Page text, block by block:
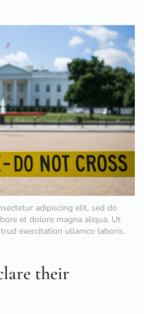
adipiscing elit, sed do
et dolore magna aliqua. Ut
exercitation ullamco laboris.
their